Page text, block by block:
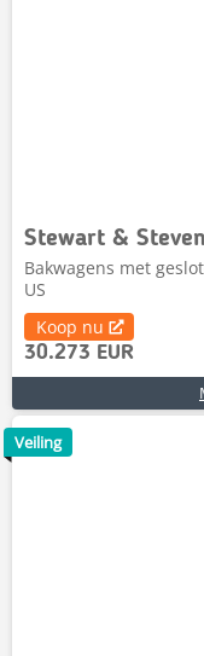
Stewart &
Bakwagens met
US
Koop nu
30.273 EUR
Veiling